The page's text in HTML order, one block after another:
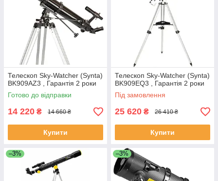
Телескоп Sky-Watcher (Synta)
BK909AZ3 , Гарантія 2 роки
Готово до відправки
14 220 ₴ 14 660 ₴
Купити
Телескоп Sky-Watcher (Synta)
BK909EQ3 , Гарантія 2 роки
Під замовлення
25 620 ₴ 26 410 ₴
Купити
–3% –3%